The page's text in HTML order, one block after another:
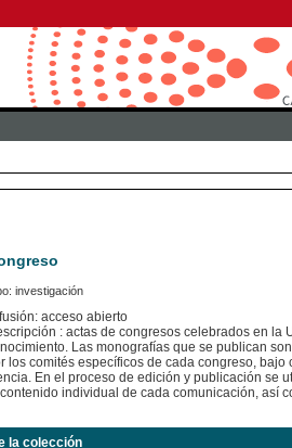
investigación
acceso abierto
: actas de congresos celebrados en la
Las monografías que se publican
los comités específicos de cada congreso,
En el proceso de edición y publicación se
individual de cada comunicación, así
la colección